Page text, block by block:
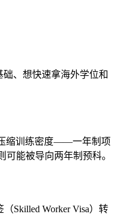
、想快速拿海外学位和
缩训练密度——一年制项
能被导向两年制预科。
Skilled Worker Visa）转